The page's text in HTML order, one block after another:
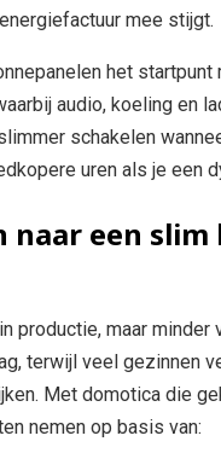
mee stijgt.
het startpunt
audio, koeling en
schakelen
uren als je een
naar een
productie, maar
terwijl veel gezinnen
Met domotica die
nemen op basis van: